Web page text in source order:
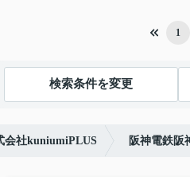
1
検索条件を変更
会社kuniumiPLUS 阪神電鉄阪